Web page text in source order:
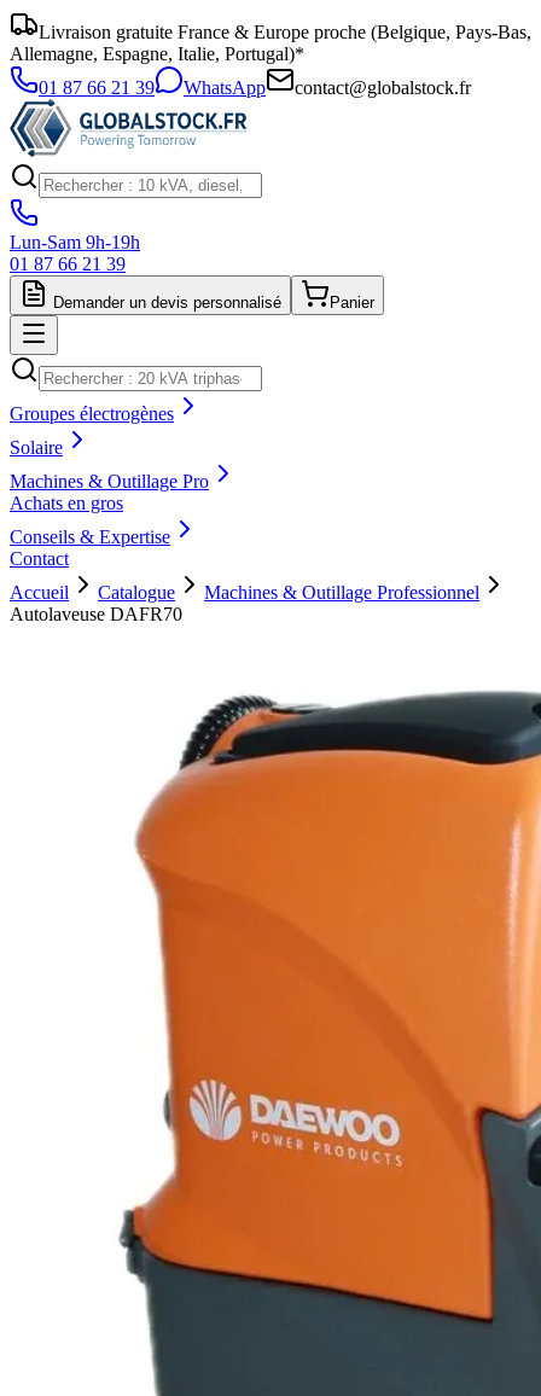
Livraison gratuite France & Europe proche (Belgique, Pays-Bas,
Allemagne, Espagne, Italie, Portugal)*
01 87 66 21 39
WhatsApp contact@globalstock.fr
Lun-Sam 9h-19h
01 87 66 21 39
Demander un devis personnalisé Panier
Groupes électrogènes
Solaire
Machines & Outillage Pro
Achats en gros
Conseils & Expertise
Contact
Accueil
Catalogue
Machines & Outillage Professionnel
Autolaveuse DAFR70